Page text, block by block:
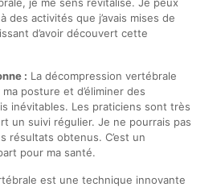
des activités que j’avais mises de
d’avoir découvert cette
: La décompression vertébrale
ma posture et d’éliminer des
inévitables. Les praticiens sont très
un suivi régulier. Je ne pourrais pas
résultats obtenus. C’est un
pour ma santé.
est une technique innovante